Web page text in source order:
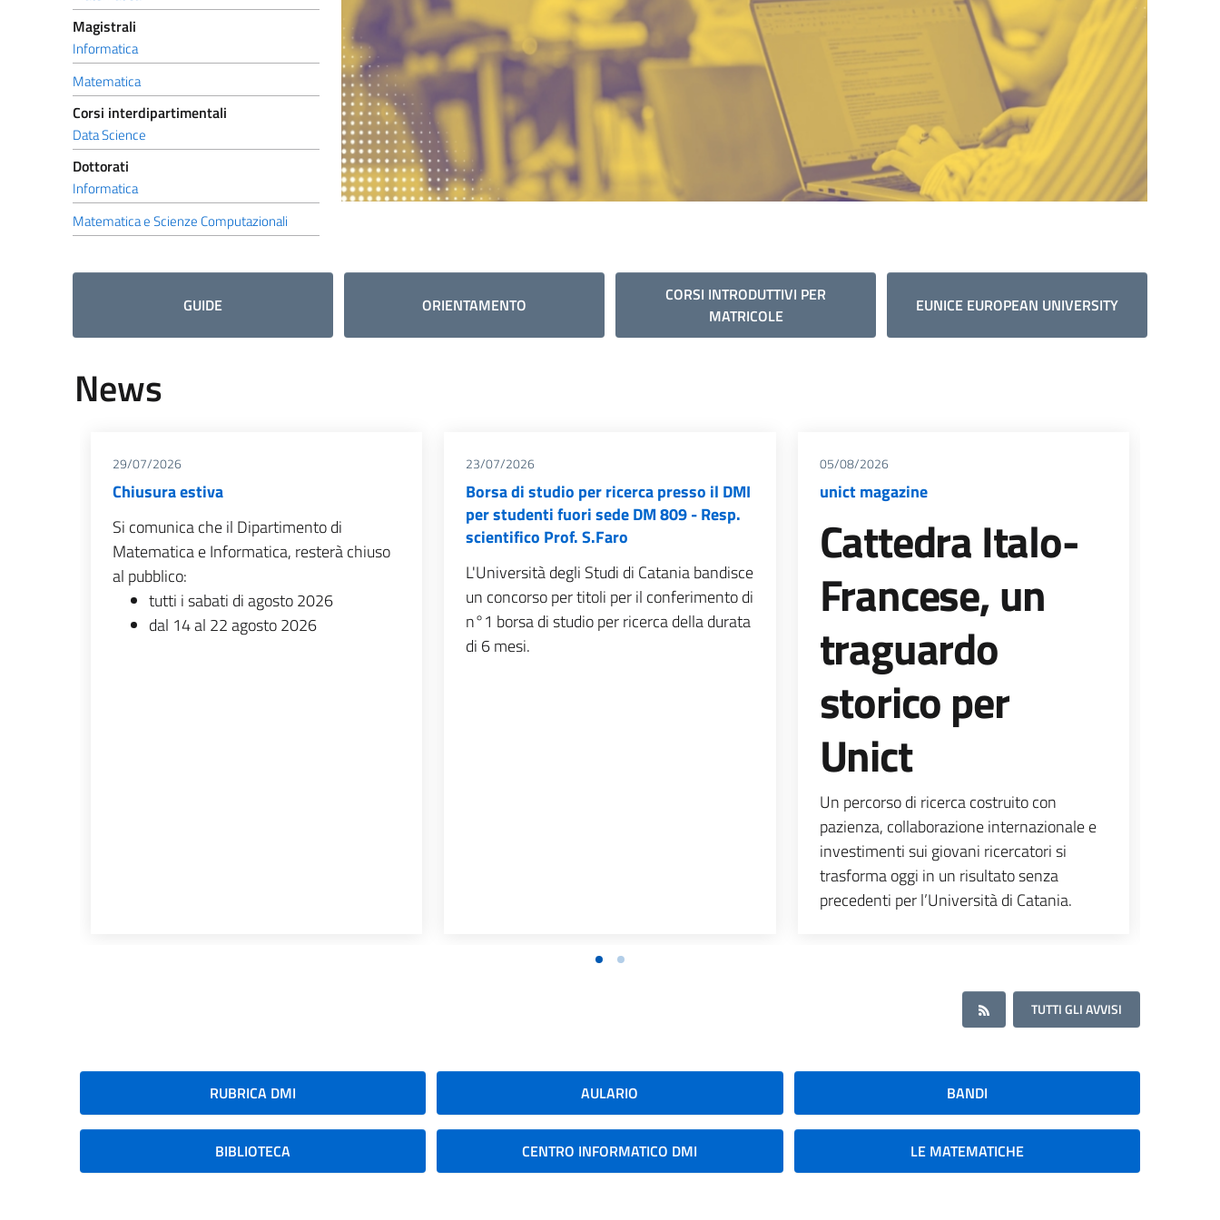
Magistrali
Informatica
Matematica
Corsi interdipartimentali
Data Science
Dottorati
Informatica
Matematica e Scienze Computazionali
GUIDE ORIENTAMENTO
CORSI INTRODUTTIVI PER
MATRICOLE
EUNICE EUROPEAN UNIVERSITY
News
29/07/2026
Chiusura estiva
Si comunica che il Dipartimento di
Matematica e Informatica, resterà chiuso
al pubblico:
tutti i sabati di agosto 2026
dal 14 al 22 agosto 2026
23/07/2026
Borsa di studio per ricerca presso il DMI
per studenti fuori sede DM 809 - Resp.
scientifico Prof. S.Faro
L'Università degli Studi di Catania bandisce
un concorso per titoli per il conferimento di
n°1 borsa di studio per ricerca della durata
di 6 mesi.
05/08/2026
unict magazine
Cattedra Italo-
Francese, un
traguardo
storico per
Unict
Un percorso di ricerca costruito con
pazienza, collaborazione internazionale e
investimenti sui giovani ricercatori si
trasforma oggi in un risultato senza
precedenti per l’Università di Catania.
TUTTI GLI AVVISI
RUBRICA DMI AULARIO BANDI
BIBLIOTECA CENTRO INFORMATICO DMI LE MATEMATICHE